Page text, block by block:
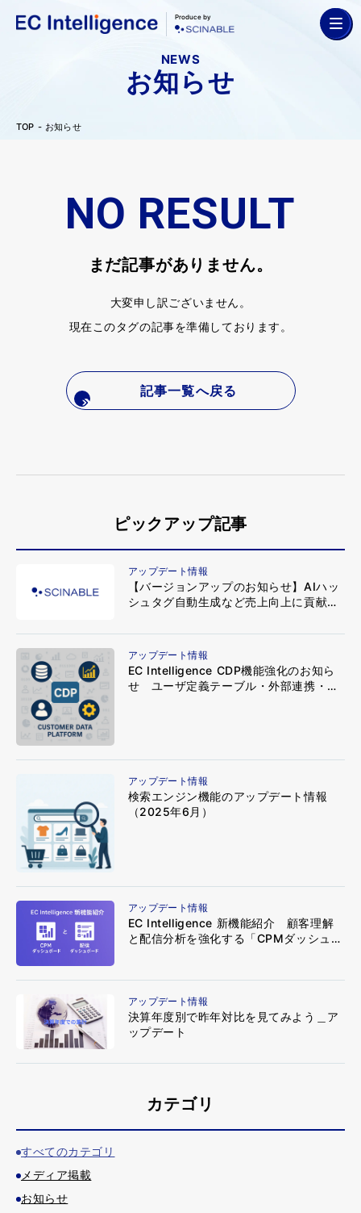
Produce by
NEWS
お知らせ
TOP お知らせ
NO RESULT
まだ記事がありません。
大変申し訳ございません。
現在このタグの記事を準備しております。
記事一覧へ戻る
ピックアップ記事
アップデート情報
【バージョンアップのお知らせ】AIハッ
シュタグ自動生成など売上向上に貢献す
アップデート情報
EC Intelligence CDP機能強化のお知ら
せ ユーザ定義テーブル・外部連携・カ
アップデート情報
検索エンジン機能のアップデート情報
（2025年6月）
アップデート情報
EC Intelligence 新機能紹介 顧客理解
と配信分析を強化する「CPMダッシュボ
アップデート情報
決算年度別で昨年対比を見てみよう＿ア
ップデート
カテゴリ
すべてのカテゴリ
メディア掲載
お知らせ